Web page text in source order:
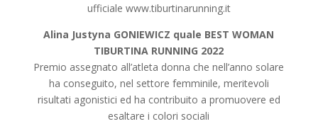
ufficiale www.tiburtinarunning.it
Alina Justyna GONIEWICZ quale BEST WOMAN
TIBURTINA RUNNING 2022
Premio assegnato all’atleta donna che nell’anno solare
ha conseguito, nel settore femminile, meritevoli
risultati agonistici ed ha contribuito a promuovere ed
esaltare i colori sociali